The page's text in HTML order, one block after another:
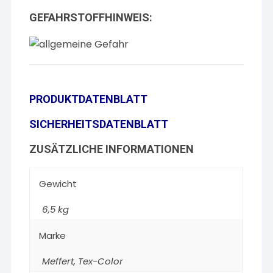
GEFAHRSTOFFHINWEIS:
PRODUKTDATENBLATT
SICHERHEITSDATENBLATT
ZUSÄTZLICHE INFORMATIONEN
Gewicht
6,5 kg
Marke
Meffert, Tex-Color